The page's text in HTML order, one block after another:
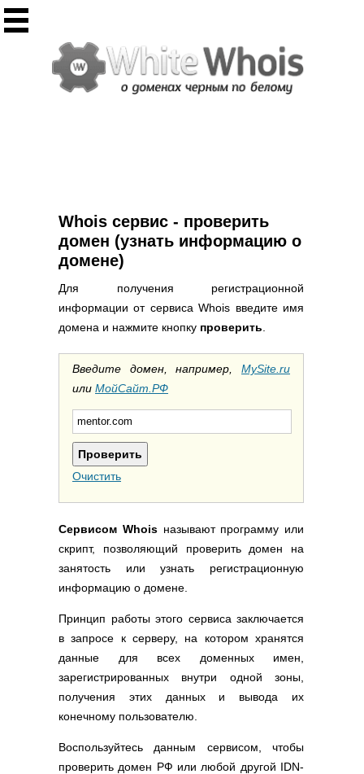
Инструменты
Массовый Whois
Регистрация домена
CHMOD калькулятор
Полезное
Новости о доменах
Статьи о доменах
Полезные ссылки
Словари и списки
Программы
Whois сервис - проверить
домен (узнать информацию о
домене)
Для получения регистрационной
информации от сервиса Whois введите имя
домена и нажмите кнопку проверить
Введите домен, например, MySite.ru
или МойСайт.РФ
Очистить
Сервисом Whoisназывают программу или
скрипт, позволяющий проверить домен на
занятость или узнать регистрационную
информацию о домене.
Принцип работы этого сервиса заключается
в запросе к серверу, на котором хранятся
данные для всех доменных имен,
зарегистрированных внутри одной зоны,
получения этих данных и вывода их
конечному пользователю.
Воспользуйтесь данным сервисом, чтобы
проверить домен РФ или любой другой IDN-